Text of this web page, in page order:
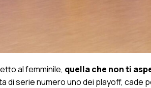
al femminile, quella che non ti
serie numero uno dei playoff, cade